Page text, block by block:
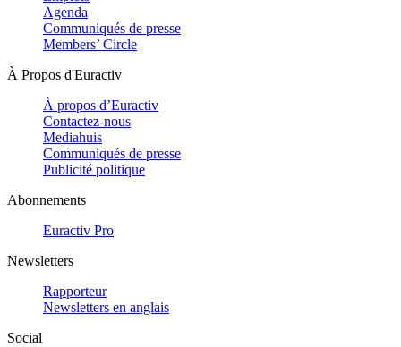
Agenda
Communiqués de presse
Members’ Circle
À Propos d'Euractiv
À propos d’Euractiv
Contactez-nous
Mediahuis
Communiqués de presse
Publicité politique
Abonnements
Euractiv Pro
Newsletters
Rapporteur
Newsletters en anglais
Social